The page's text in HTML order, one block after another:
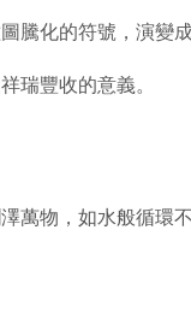
騰化的符號，演變
瑞豐收的意義。
萬物，如水般循環